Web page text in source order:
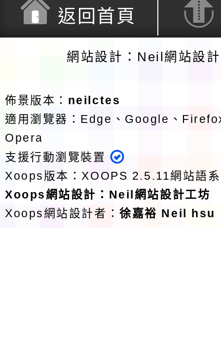
返回首頁
網站設計：Neil網站設
佈景版本： neilctes
適用瀏覽器：Edge、Google、
Opera
支援行動瀏覽裝置
Xoops版本： XOOPS 2.5.11網站語
Xoops網站設計 ： Neil網站設計工坊
Xoops網站設計者：徐嘉裕 Neil hsu